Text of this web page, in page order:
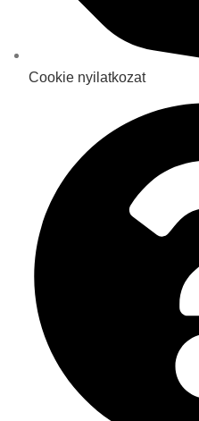
Cookie nyilatkozat